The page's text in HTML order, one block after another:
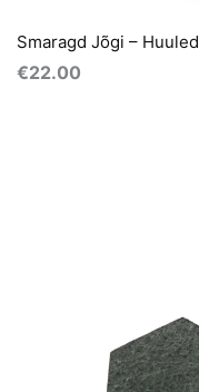
Smaragd Jõgi – Huuled
€22.00